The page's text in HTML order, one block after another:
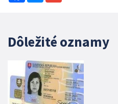
Dôležité oznamy